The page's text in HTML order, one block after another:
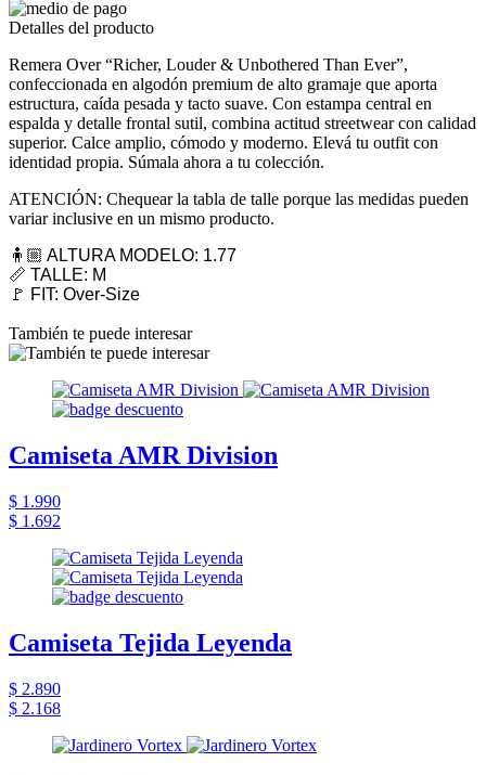
Detalles del producto
Remera Over “Richer, Louder & Unbothered Than Ever”,
confeccionada en algodón premium de alto gramaje que aporta
estructura, caída pesada y tacto suave. Con estampa central en
espalda y detalle frontal sutil, combina actitud streetwear con calidad
superior. Calce amplio, cómodo y moderno. Elevá tu outfit con
identidad propia. Súmala ahora a tu colección.
ATENCIÓN: Chequear la tabla de talle porque las medidas pueden
variar inclusive en un mismo producto.
🧍🏼 ALTURA MODELO: 1.77
📏 TALLE: M
🚩 FIT: Over-Size
También te puede interesar
Camiseta AMR Division
$ 1.990
$ 1.692
Camiseta Tejida Leyenda
$ 2.890
$ 2.168